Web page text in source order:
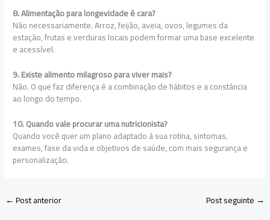
8. Alimentação para longevidade é cara?
Não necessariamente. Arroz, feijão, aveia, ovos, legumes da
estação, frutas e verduras locais podem formar uma base excelente
e acessível.
9. Existe alimento milagroso para viver mais?
Não. O que faz diferença é a combinação de hábitos e a constância
ao longo do tempo.
10. Quando vale procurar uma nutricionista?
Quando você quer um plano adaptado à sua rotina, sintomas,
exames, fase da vida e objetivos de saúde, com mais segurança e
personalização.
←Post anterior Post seguinte →